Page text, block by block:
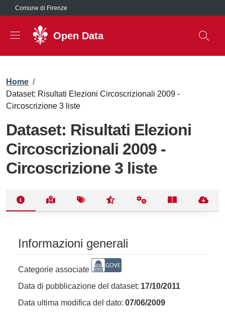
Salta al contenuto principale
Comune di Firenze
Open Data
Briciole di pane
Home /
Dataset: Risultati Elezioni Circoscrizionali 2009 -
Circoscrizione 3 liste
Dataset: Risultati Elezioni
Circoscrizionali 2009 -
Circoscrizione 3 liste
Informazioni generali
Categorie associate
Data di pubblicazione del dataset: 17/10/2011
Data ultima modifica del dato: 07/06/2009